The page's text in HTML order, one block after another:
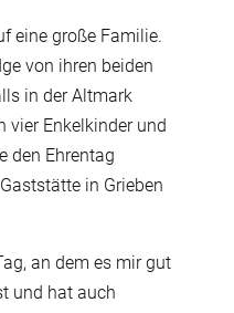
eine große Familie.
von ihren beiden
in der Altmark
vier Enkelkinder und
den Ehrentag
in Grieben
an dem es mir gut
und hat auch